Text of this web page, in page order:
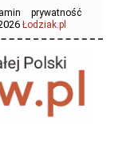
prywatność
Łodziak.pl